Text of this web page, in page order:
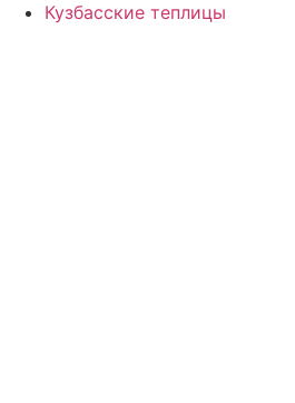
Кузбасские теплицы